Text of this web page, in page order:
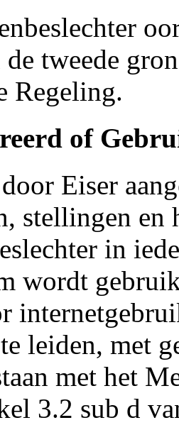
de tweede
Regeling.
of
Eiser
stellingen en
in
wordt
leiden, met
met het
3.2 sub d